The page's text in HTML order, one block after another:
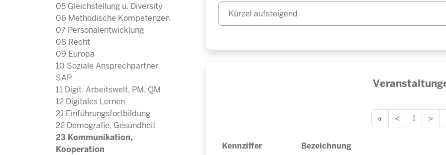
Direkt zum Inhalt
23.200 Rhetorik und Stimme
23.300 Gesprächsformen
23.400 Konfliktkommunikation
25 Gleichstellung u. Diversity
27 Personalentwicklung
30 Soziale Ansprechpartner SAP
31 Digit. Arbeitswelt, PM, QM
32 Lernen, Lehren, Wissen
05 Gleichstellung u. Diversity
06 Methodische Kompetenzen
07 Personalentwicklung
08 Recht
09 Europa
10 Soziale Ansprechpartner
SAP
11 Digit. Arbeitswelt, PM, QM
12 Digitales Lernen
21 Einführungsfortbildung
22 Demografie, Gesundheit
23 Kommunikation,
Kooperation
« < 1 >
Kennziffer
Bezeichnung